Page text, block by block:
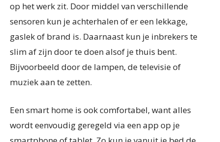
op het werk zit. Door middel van verschillende
sensoren kun je achterhalen of er een lekkage,
gaslek of brand is. Daarnaast kun je inbrekers te
slim af zijn door te doen alsof je thuis bent.
Bijvoorbeeld door de lampen, de televisie of
muziek aan te zetten.
Een smart home is ook comfortabel, want alles
wordt eenvoudig geregeld via een app op je